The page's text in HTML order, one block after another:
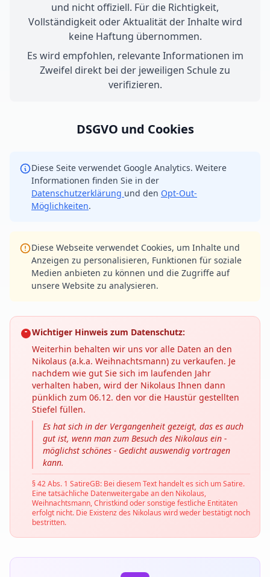
und nicht offiziell. Für die Richtigkeit,
Vollständigkeit oder Aktualität der Inhalte wird
keine Haftung übernommen.
Es wird empfohlen, relevante Informationen im
Zweifel direkt bei der jeweiligen Schule zu
verifizieren.
DSGVO und Cookies
Diese Seite verwendet Google Analytics. Weitere
Informationen finden Sie in der
Datenschutzerklärung und den Opt-Out-
Möglichkeiten.
Diese Webseite verwendet Cookies, um Inhalte und
Anzeigen zu personalisieren, Funktionen für soziale
Medien anbieten zu können und die Zugriffe auf
unsere Website zu analysieren.
Wichtiger Hinweis zum Datenschutz:
Weiterhin behalten wir uns vor alle Daten an den
Nikolaus (a.k.a. Weihnachtsmann) zu verkaufen. Je
nachdem wie gut Sie sich im laufenden Jahr
verhalten haben, wird der Nikolaus Ihnen dann
pünklich zum 06.12. den vor die Haustür gestellten
Stiefel füllen.
Es hat sich in der Vergangenheit gezeigt, das es auch
gut ist, wenn man zum Besuch des Nikolaus ein -
möglichst schönes - Gedicht auswendig vortragen
kann.
§ 42 Abs. 1 SatireGB: Bei diesem Text handelt es sich um Satire.
Eine tatsächliche Datenweitergabe an den Nikolaus,
Weihnachtsmann, Christkind oder sonstige festliche Entitäten
erfolgt nicht. Die Existenz des Nikolaus wird weder bestätigt noch
bestritten.